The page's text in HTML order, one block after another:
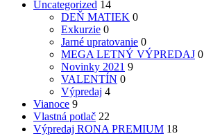
Uncategorized 14
DEŇ MATIEK 0
Exkurzie 0
Jarné upratovanie 0
MEGA LETNÝ VÝPREDAJ 0
Novinky 2021 9
VALENTÍN 0
Výpredaj 4
Vianoce 9
Vlastná potlač 22
Výpredaj RONA PREMIUM 18